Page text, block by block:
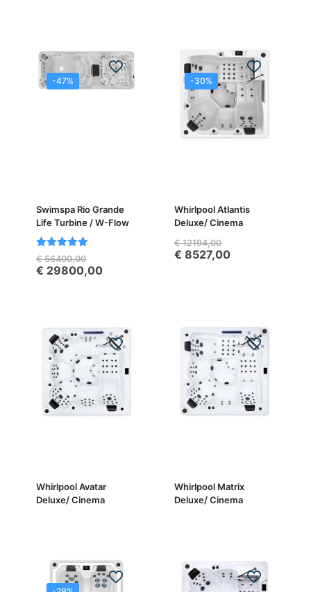
-47%
Swimspa Rio Grande
Life Turbine / W-Flow
Bewertet
mit
5.00
€56400,00
€ 29800,00
-30%
Whirlpool Atlantis
Deluxe/ Cinema
€12194,00
€ 8527,00
Whirlpool Avatar
Deluxe/ Cinema
Whirlpool Matrix
Deluxe/ Cinema